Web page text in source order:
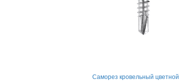
Саморез кровельный цветной